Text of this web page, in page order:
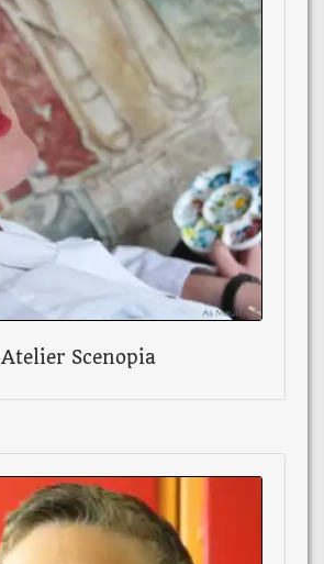
Atelier Scenopia